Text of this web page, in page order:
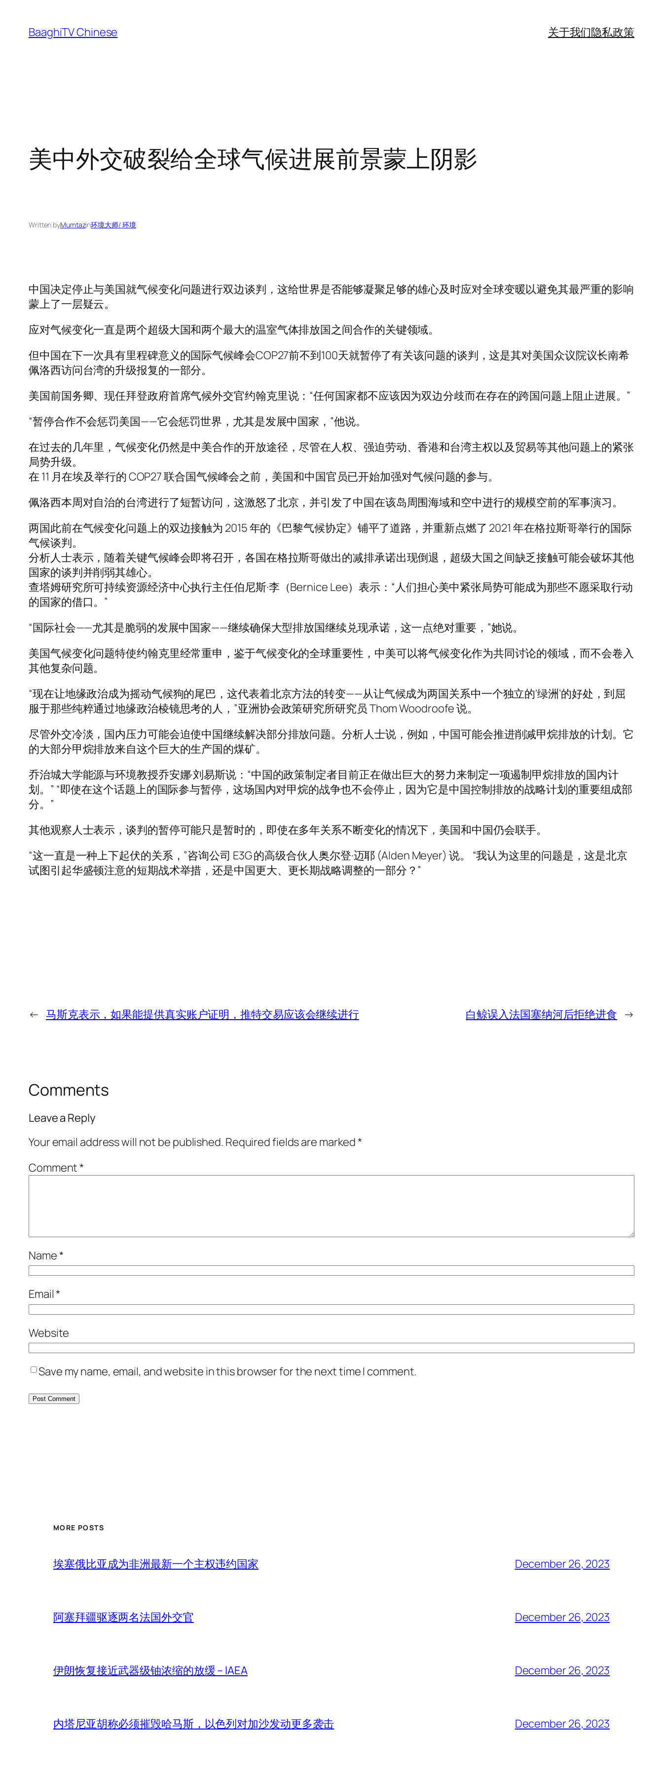
content
BaaghiTV Chinese 关于我们隐私政策
美中外交破裂给全球气候进展前景蒙上阴影
Written byMumtazin环境大师/ 环境
中国决定停止与美国就气候变化问题进行双边谈判，这给世界是否能够凝聚足够的雄心及时应对全球变暖以避免其最严重的影响
蒙上了一层疑云。
应对气候变化一直是两个超级大国和两个最大的温室气体排放国之间合作的关键领域。
但中国在下一次具有里程碑意义的国际气候峰会COP27前不到100天就暂停了有关该问题的谈判，这是其对美国众议院议长南希
佩洛西访问台湾的升级报复的一部分。
美国前国务卿、现任拜登政府首席气候外交官约翰克里说：“任何国家都不应该因为双边分歧而在存在的跨国问题上阻止进展。”
“暂停合作不会惩罚美国——它会惩罚世界，尤其是发展中国家，”他说。
在过去的几年里，气候变化仍然是中美合作的开放途径，尽管在人权、强迫劳动、香港和台湾主权以及贸易等其他问题上的紧张
局势升级。
在 11 月在埃及举行的 COP27 联合国气候峰会之前，美国和中国官员已开始加强对气候问题的参与。
佩洛西本周对自治的台湾进行了短暂访问，这激怒了北京，并引发了中国在该岛周围海域和空中进行的规模空前的军事演习。
两国此前在气候变化问题上的双边接触为 2015 年的《巴黎气候协定》铺平了道路，并重新点燃了 2021 年在格拉斯哥举行的国际
气候谈判。
分析人士表示，随着关键气候峰会即将召开，各国在格拉斯哥做出的减排承诺出现倒退，超级大国之间缺乏接触可能会破坏其他
国家的谈判并削弱其雄心。
查塔姆研究所可持续资源经济中心执行主任伯尼斯·李（Bernice Lee）表示：“人们担心美中紧张局势可能成为那些不愿采取行动
的国家的借口。”
“国际社会——尤其是脆弱的发展中国家——继续确保大型排放国继续兑现承诺，这一点绝对重要，”她说。
美国气候变化问题特使约翰克里经常重申，鉴于气候变化的全球重要性，中美可以将气候变化作为共同讨论的领域，而不会卷入
其他复杂问题。
“现在让地缘政治成为摇动气候狗的尾巴，这代表着北京方法的转变——从让气候成为两国关系中一个独立的‘绿洲’的好处，到屈
服于那些纯粹通过地缘政治棱镜思考的人，”亚洲协会政策研究所研究员 Thom Woodroofe 说。
尽管外交冷淡，国内压力可能会迫使中国继续解决部分排放问题。分析人士说，例如，中国可能会推进削减甲烷排放的计划。它
的大部分甲烷排放来自这个巨大的生产国的煤矿。
乔治城大学能源与环境教授乔安娜·刘易斯说：“中国的政策制定者目前正在做出巨大的努力来制定一项遏制甲烷排放的国内计
划。” “即使在这个话题上的国际参与暂停，这场国内对甲烷的战争也不会停止，因为它是中国控制排放的战略计划的重要组成部
分。”
其他观察人士表示，谈判的暂停可能只是暂时的，即使在多年关系不断变化的情况下，美国和中国仍会联手。
“这一直是一种上下起伏的关系，”咨询公司 E3G 的高级合伙人奥尔登·迈耶 (Alden Meyer) 说。 “我认为这里的问题是，这是北京
试图引起华盛顿注意的短期战术举措，还是中国更大、更长期战略调整的一部分？”
← 马斯克表示，如果能提供真实账户证明，推特交易应该会继续进行 白鲸误入法国塞纳河后拒绝进食 →
Comments
Leave a Reply
Your email address will not be published. Required fields are marked*
Comment*
Name*
Email*
Website
Save my name, email, and website in this browser for the next time I comment.
MORE POSTS
埃塞俄比亚成为非洲最新一个主权违约国家 December 26, 2023
阿塞拜疆驱逐两名法国外交官 December 26, 2023
伊朗恢复接近武器级铀浓缩的放缓 – IAEA December 26, 2023
内塔尼亚胡称必须摧毁哈马斯，以色列对加沙发动更多袭击 December 26, 2023